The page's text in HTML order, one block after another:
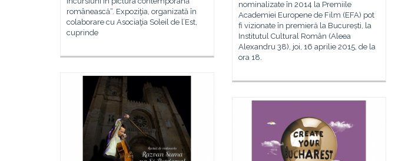
românească“. Expoziţia, organizată în
colaborare cu Asociaţia Soleil de l’Est,
cuprinde
nominalizate în 2014 la Premiile
Academiei Europene de Film (EFA) pot
fi vizionate în premieră la București, la
Institutul Cultural Român (Aleea
Alexandru 38), joi, 16 aprilie 2015, de la
ora 18.